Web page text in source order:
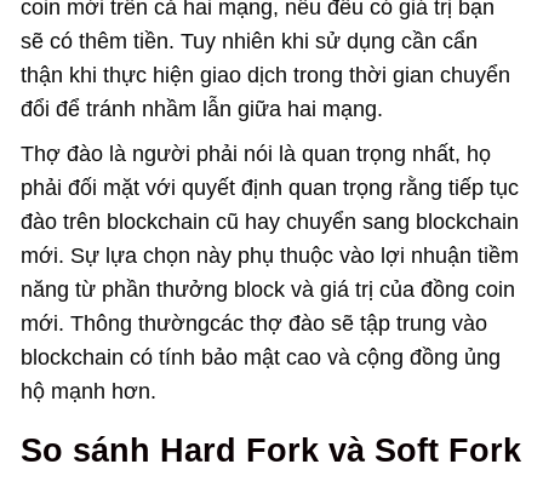
coin mới trên cả hai mạng, nếu đều có giá trị bạn
sẽ có thêm tiền. Tuy nhiên khi sử dụng cần cẩn
thận khi thực hiện giao dịch trong thời gian chuyển
đổi để tránh nhầm lẫn giữa hai mạng.
Thợ đào là người phải nói là quan trọng nhất, họ
phải đối mặt với quyết định quan trọng rằng tiếp tục
đào trên blockchain cũ hay chuyển sang blockchain
mới. Sự lựa chọn này phụ thuộc vào lợi nhuận tiềm
năng từ phần thưởng block và giá trị của đồng coin
mới. Thông thườngcác thợ đào sẽ tập trung vào
blockchain có tính bảo mật cao và cộng đồng ủng
hộ mạnh hơn.
So sánh Hard Fork và Soft Fork